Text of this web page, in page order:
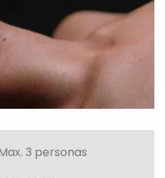
3 personas